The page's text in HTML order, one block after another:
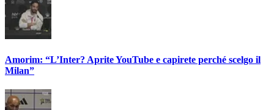
Amorim: “L’Inter? Aprite YouTube e capirete perché scelgo il
Milan”